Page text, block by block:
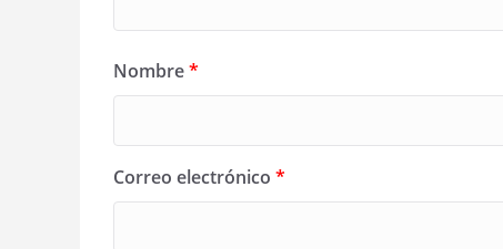
Nombre*
Correo electrónico *